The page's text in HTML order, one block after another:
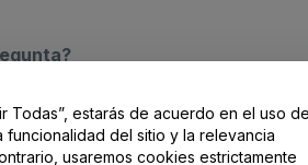
/ Contacto
Todas”, estarás de acuerdo en el uso
funcionalidad del sitio y la relevancia
usaremos cookies estrictamente